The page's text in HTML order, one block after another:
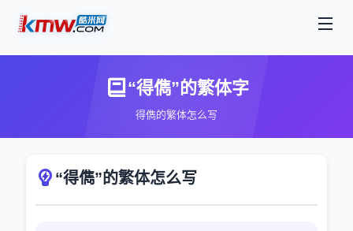
“得儁”的繁体字
得儁的繁体怎么写
“得儁”的繁体怎么写